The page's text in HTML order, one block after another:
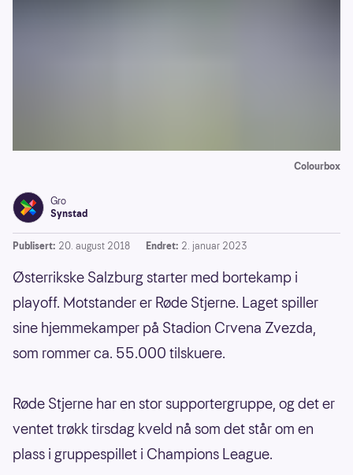
Colourbox
Gro
Synstad
Publisert: 20. august 2018 Endret: 2. januar 2023
Østerrikske Salzburg starter med bortekamp i
playoff. Motstander er Røde Stjerne. Laget spiller
sine hjemmekamper på Stadion Crvena Zvezda,
som rommer ca. 55.000 tilskuere.
Røde Stjerne har en stor supportergruppe, og det er
ventet trøkk tirsdag kveld nå som det står om en
plass i gruppespillet i Champions League.